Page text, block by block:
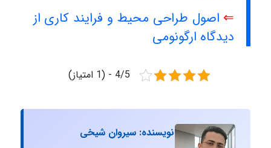
⇐ اصول طراحی محیط و فرایند کاری از
دیدگاه ارگونومی
4/5 - (1 امتیاز)
نویسنده: سیروان شیخی